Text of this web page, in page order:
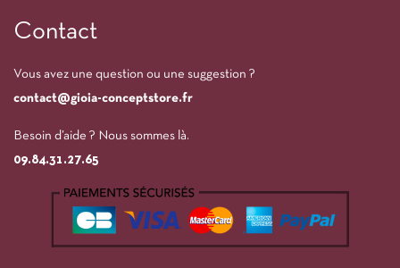
Contact
Vous avez une question ou une suggestion ?
contact@gioia-conceptstore.fr
Besoin d’aide ? Nous sommes là.
09.84.31.27.65